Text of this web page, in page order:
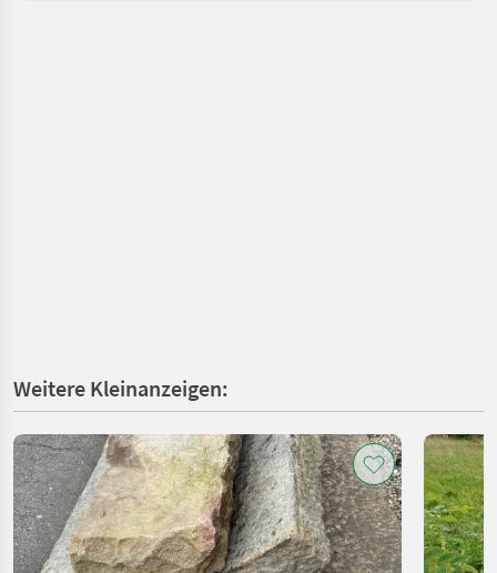
Weitere Kleinanzeigen: